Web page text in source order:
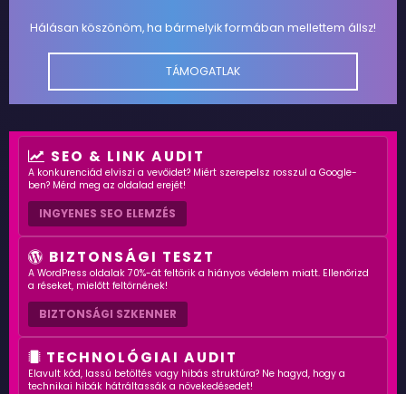
Hálásan köszönöm, ha bármelyik formában mellettem állsz!
TÁMOGATLAK
SEO & LINK AUDIT
A konkurenciád elviszi a vevőidet? Miért szerepelsz rosszul a Google-
ben? Mérd meg az oldalad erejét!
INGYENES SEO ELEMZÉS
BIZTONSÁGI TESZT
A WordPress oldalak 70%-át feltörik a hiányos védelem miatt. Ellenőrizd
a réseket, mielőtt feltörnének!
BIZTONSÁGI SZKENNER
TECHNOLÓGIAI AUDIT
Elavult kód, lassú betöltés vagy hibás struktúra? Ne hagyd, hogy a
technikai hibák hátráltassák a növekedésedet!